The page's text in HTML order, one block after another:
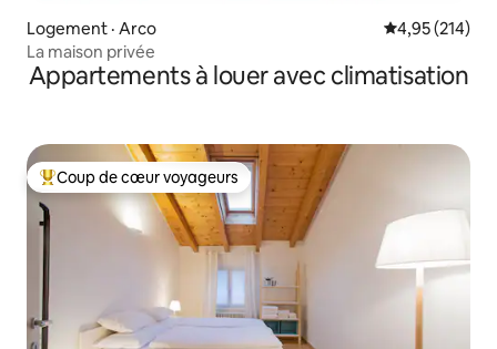
Logement · Arco Note
4,95 (214)
La maison privée
Appartements à louer avec climatisation
Coup de cœur voyageurs parmi les plus aimés
Coup de cœur voyageurs